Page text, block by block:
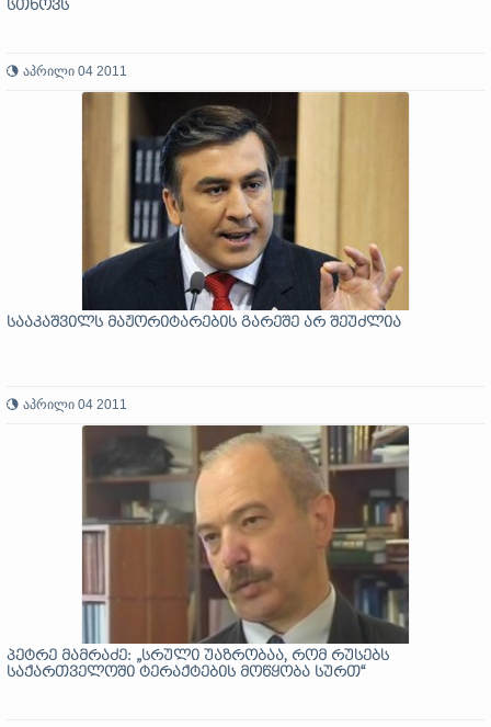
სთხოვს
აპრილი 04 2011
სააკაშვილს მაჟორიტარების გარეშე არ შეუძლია
აპრილი 04 2011
პეტრე მამრაძე: „სრული უაზრობაა, რომ რუსებს
საქართველოში ტერაქტების მოწყობა სურთ“